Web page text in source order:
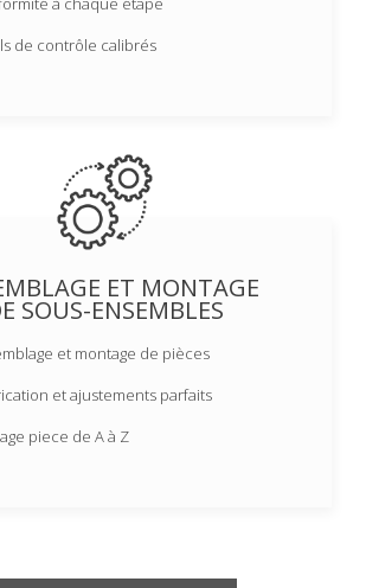
de contrôle calibrés
ET MONTAGE
SOUS-ENSEMBLES
et montage de pièces
et ajustements parfaits
piece de A à Z